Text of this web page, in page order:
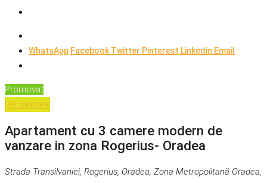
WhatsApp FacebookTwitter Pinterest Linkedin Email
Promovat
De vânzare
Apartament cu 3 camere modern de
vanzare in zona Rogerius- Oradea
Strada Transilvaniei, Rogerius, Oradea, Zona Metropolitană Oradea,